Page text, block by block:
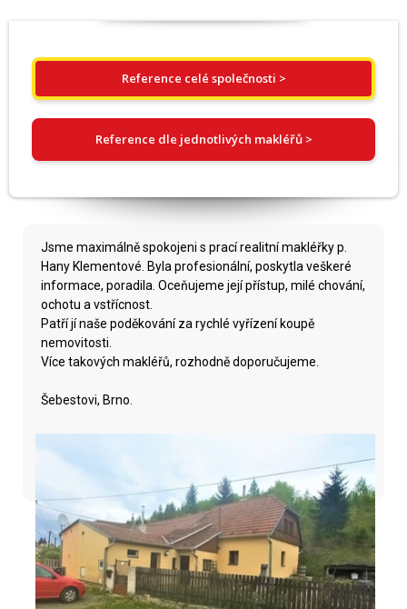
Reference celé společnosti >
Reference dle jednotlivých makléřů >
Jsme maximálně spokojeni s prací realitní makléřky p.
Hany Klementové. Byla profesionální, poskytla veškeré
informace, poradila. Oceňujeme její přístup, milé chování,
ochotu a vstřícnost.
Patří jí naše poděkování za rychlé vyřízení koupě
nemovitosti.
Více takových makléřů, rozhodně doporučujeme.
Šebestovi, Brno.